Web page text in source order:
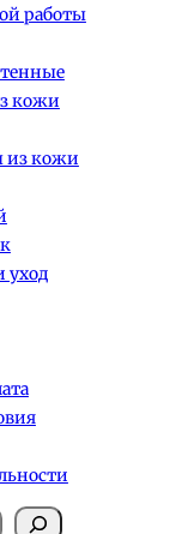
работы
кожи
из кожи
уход